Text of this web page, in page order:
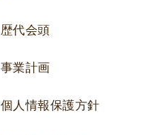
歴代会頭
事業計画
個人情報保護方針